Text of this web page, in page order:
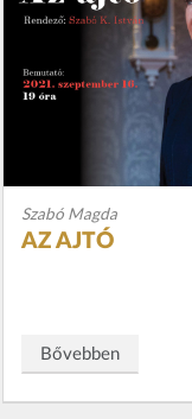
Szabó Magda
AZ AJTÓ
Bővebben